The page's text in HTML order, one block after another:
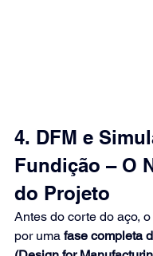
4. DFM e
Fundição – O
do Projeto
Antes do corte do aço,
por uma fase completa